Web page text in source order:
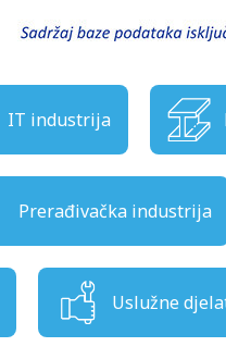
IT industrija
Prerađivačka industrija
Uslužne